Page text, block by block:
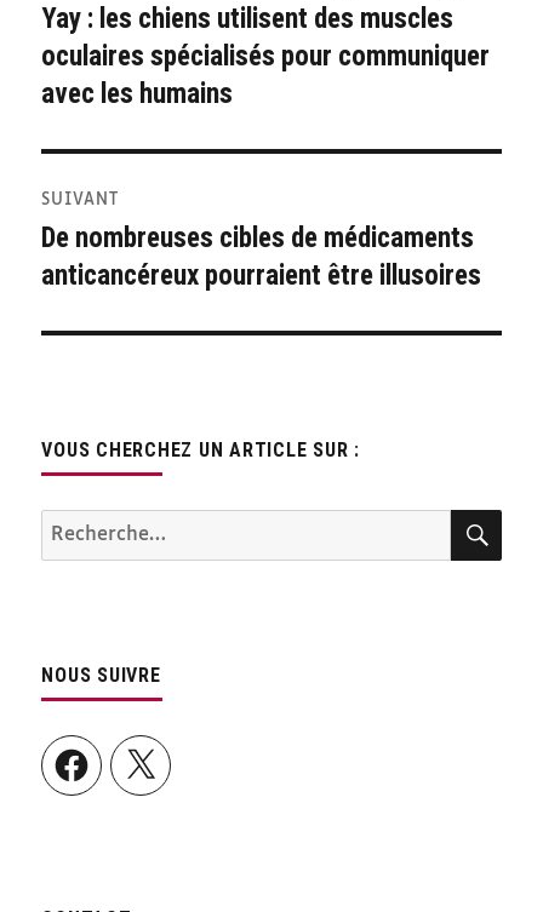
l’article
précédente :
Yay : les chiens utilisent des muscles
oculaires spécialisés pour communiquer
avec les humains
SUIVANT
Publication
suivante :
De nombreuses cibles de médicaments
anticancéreux pourraient être illusoires
VOUS CHERCHEZ UN ARTICLE SUR :
Recherche
pour :
NOUS SUIVRE
Facebook
X